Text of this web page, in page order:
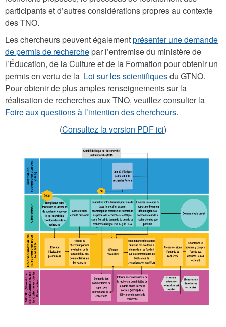
participants et d’autres considérations propres au contexte
des TNO.
Les chercheurs peuvent égalementprésenter une demande
de permis de recherchepar l’entremise du ministère de
l’Éducation, de la Culture et de la Formation pour obtenir un
permis en vertu de la Loi sur les scientifiquesdu GTNO.
Pour obtenir de plus amples renseignements sur la
réalisation de recherches aux TNO, veuillez consulter la
Foire aux questions à l’intention des chercheurs.
(Consultez la version PDF ici)